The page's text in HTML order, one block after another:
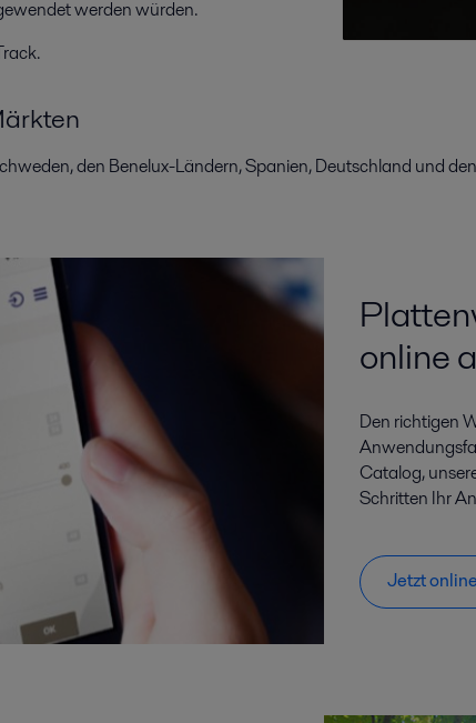
werden würden.
den Benelux-Ländern, Spanien, Deutschland und
online
Den richtigen
Catalog,
Schritten Ihr
Jetzt